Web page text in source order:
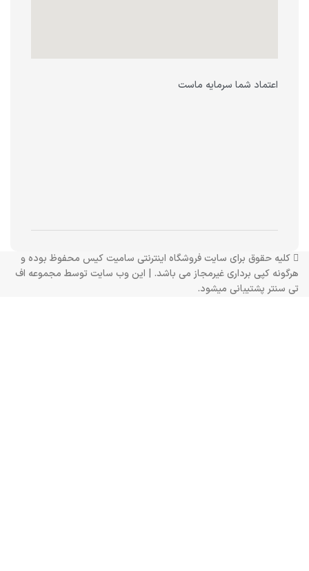
اعتماد شما سرمایه ماست
کلیه حقوق برای سایت فروشگاه اینترنتی سامیت کیس محفوظ بوده و
هرگونه کپی برداری غیرمجاز می باشد. | این وب سایت توسط مجموعه اف
تی سنتر پشتیبانی میشود.